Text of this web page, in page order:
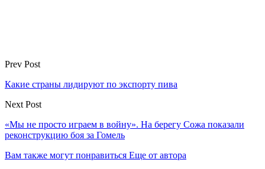
Prev Post
Какие страны лидируют по экспорту пива
Next Post
«Мы не просто играем в войну». На берегу Сожа показали
реконструкцию боя за Гомель
Вам также могут понравиться Еще от автора